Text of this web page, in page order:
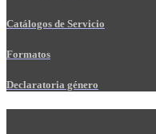
Catálogos de Servicio
Formatos
Declaratoria género